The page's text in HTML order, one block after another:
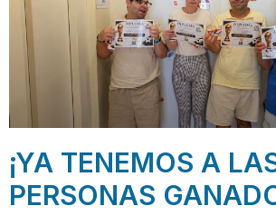
¡YA TENEMOS A
PERSONAS